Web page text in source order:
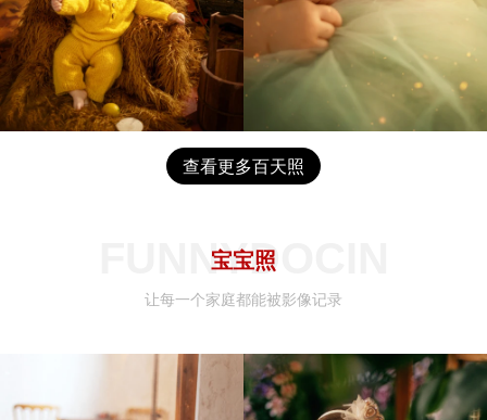
查看更多百天照
宝宝照
FUNNYDOCIN
让每一个家庭都能被影像记录